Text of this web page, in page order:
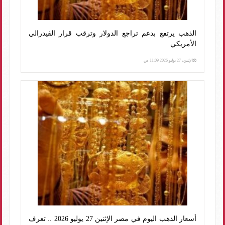
الذهب يرتفع بدعم تراجع الدولار وترقب قرار الفيدرالي
الأمريكي
الإثنين، 27 يوليو 2026 11:09 ص
أسعار الذهب اليوم في مصر الإثنين 27 يوليو 2026 .. تعرف